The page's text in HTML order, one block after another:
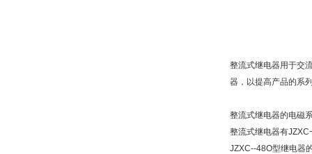
整流式继电器用于交
器，以提高产品的系
整流式继电器的电磁
整流式继电器有
JZXC--48O型继电器